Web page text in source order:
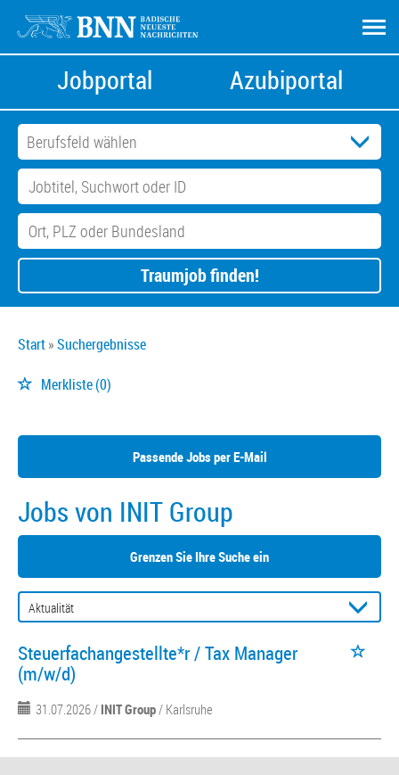
Jobportal Azubiportal
Traumjob finden!
Start Suchergebnisse
Merkliste(0)
Passende Jobs per E-Mail
Jobs von INIT Group
Grenzen Sie Ihre Suche ein
Steuerfachangestellte*r / Tax Manager
(m/w/d)
31.07.2026 / INIT Group/ Karlsruhe